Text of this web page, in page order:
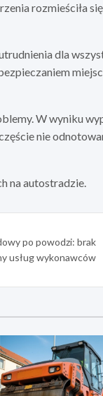
rozmieściła
dla
W wyniku
nie
na autostradzie.
po powodzi: brak
usług wykonawców